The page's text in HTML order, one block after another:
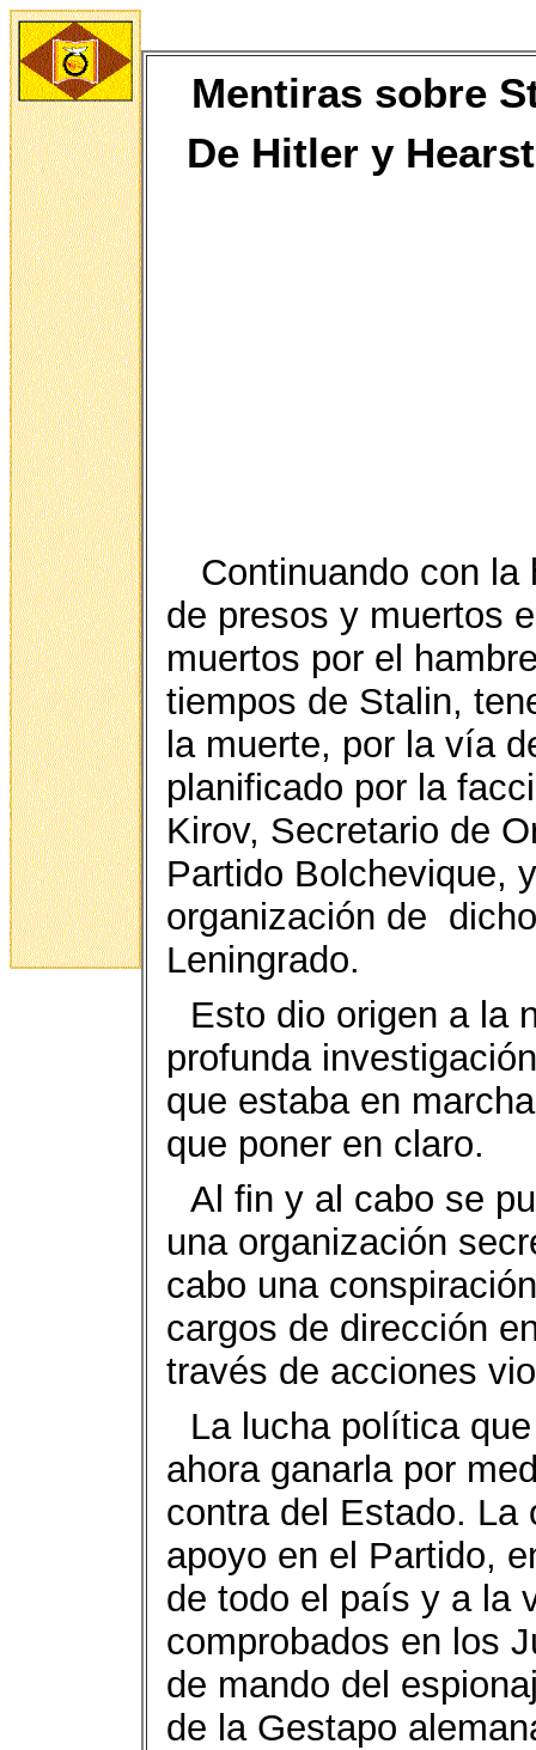
Mentiras sobre
De Hitler y
Continuando con
de presos y muertos
muertos por el
tiempos de Stalin,
la muerte, por la vía
planificado por la
Kirov, Secretario de
Partido Bolchevique,
organización de
Leningrado.
Esto dio origen a la
profunda
que estaba en
que poner en claro.
Al fin y al cabo se
una organización
cabo una
cargos de dirección
través de acciones
La lucha política
ahora ganarla por
contra del Estado. La
apoyo en el Partido,
de todo el país y a la
comprobados en los
de mando del
de la Gestapo